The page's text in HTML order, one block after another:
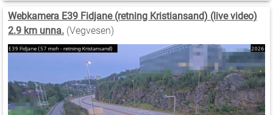
Webkamera E39 Fidjane (retning Kristiansand) (live video)
2.9 km unna. (Vegvesen)